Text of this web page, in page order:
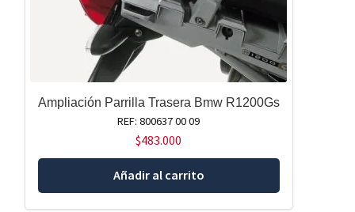
Ampliación Parrilla Trasera Bmw R1200Gs
REF: 800637 00 09
$483.000
Añadir al carrito